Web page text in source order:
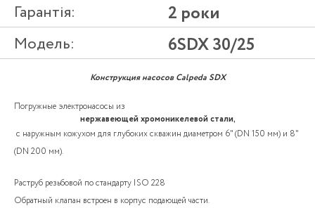
Гарантія: 2 роки
Модель: 6SDX 30/25
Конструкция насосов Calpeda SDX
Погружные электронасосы из
нержавеющей хромоникелевой стали,
с наружным кожухом для глубоких скважин диаметром 6" (DN 150 мм) и 8"
(DN 200 мм).
Раструб резьбовой по стандарту ISO 228
Обратный клапан встроен в корпус подающей части.